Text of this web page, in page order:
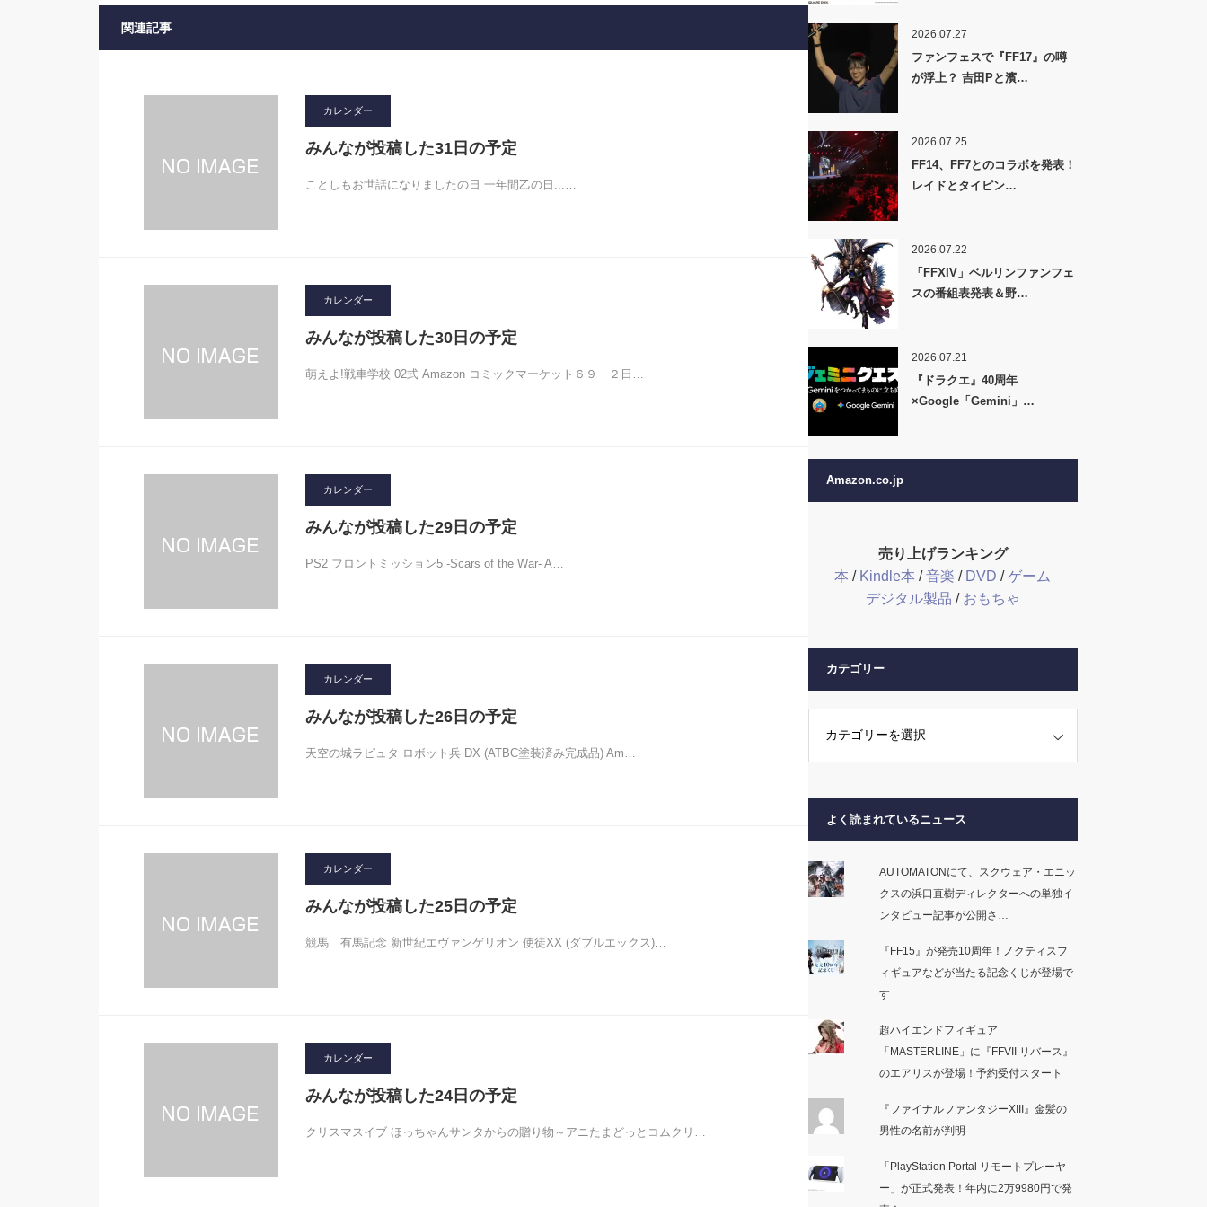
関連記事
カレンダー
みんなが投稿した31日の予定
ことしもお世話になりましたの日 一年間乙の日...…
カレンダー
みんなが投稿した30日の予定
萌えよ!戦車学校 02式 Amazon コミックマーケット６９ ２日…
カレンダー
みんなが投稿した29日の予定
PS2 フロントミッション5 -Scars of the War- A…
カレンダー
みんなが投稿した26日の予定
天空の城ラピュタ ロボット兵 DX (ATBC塗装済み完成品) Am…
カレンダー
みんなが投稿した25日の予定
競馬 有馬記念 新世紀エヴァンゲリオン 使徒XX (ダブルエックス)…
カレンダー
みんなが投稿した24日の予定
クリスマスイブ ほっちゃんサンタからの贈り物～アニたまどっとコムクリ…
2026.07.27
ファンフェスで『FF17』の噂
が浮上？ 吉田Pと濱…
2026.07.25
FF14、FF7とのコラボを発表！
レイドとタイピン…
2026.07.22
「FFXIV」ベルリンファンフェ
スの番組表発表＆野…
2026.07.21
『ドラクエ』40周年
×Google「Gemini」…
Amazon.co.jp
売り上げランキング
本 / Kindle本 /音楽 / DVD /ゲーム
デジタル製品 / おもちゃ
カテゴリー
よく読まれているニュース
AUTOMATONにて、スクウェア・エニッ
クスの浜口直樹ディレクターへの単独イ
ンタビュー記事が公開さ…
『FF15』が発売10周年！ノクティスフ
ィギュアなどが当たる記念くじが登場で
す
超ハイエンドフィギュア
「MASTERLINE」に『FFVII リバース』
のエアリスが登場！予約受付スタート
『ファイナルファンタジーXIII』金髪の
男性の名前が判明
「PlayStation Portal リモートプレーヤ
ー」が正式発表！年内に2万9980円で発